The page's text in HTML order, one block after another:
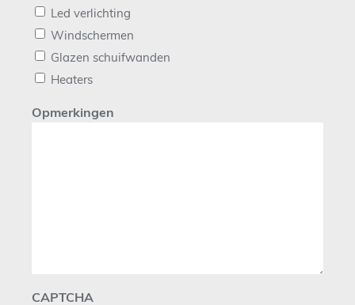
Led verlichting
Windschermen
Glazen schuifwanden
Heaters
Opmerkingen
CAPTCHA